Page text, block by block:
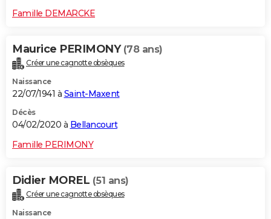
Famille DEMARCKE
Maurice PERIMONY (78 ans)
Créer une cagnotte obsèques
Naissance
22/07/1941 à Saint-Maxent
Décès
04/02/2020 à Bellancourt
Famille PERIMONY
Didier MOREL (51 ans)
Créer une cagnotte obsèques
Naissance